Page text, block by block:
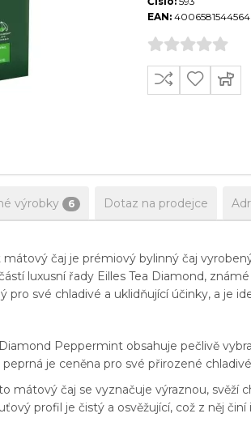
EAN: 4006581544564
výrobky 6 Dotaz na prodejce
čaj je prémiový bylinný čaj
luxusní řady Eilles Tea Diamond,
pro své chladivé a uklidňující účinky, a je
Peppermint obsahuje pečlivě
je ceněna pro své přirozené
mátový čaj se vyznačuje výraznou,
profil je čistý a osvěžující, což z něj